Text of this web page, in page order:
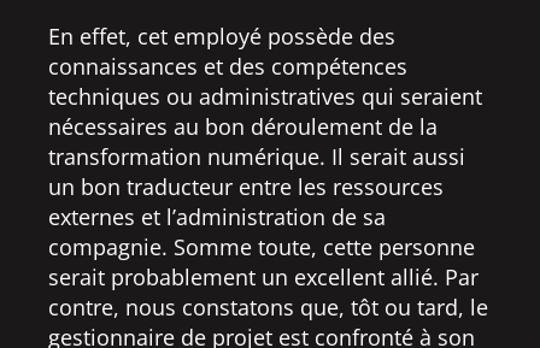
En effet, cet employé possède des
connaissances et des compétences
techniques ou administratives qui seraient
nécessaires au bon déroulement de la
transformation numérique. Il serait aussi
un bon traducteur entre les ressources
externes et l’administration de sa
compagnie. Somme toute, cette personne
serait probablement un excellent allié. Par
contre, nous constatons que, tôt ou tard, le
gestionnaire de projet est confronté à son